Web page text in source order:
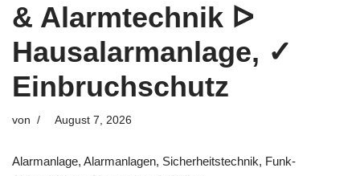
& Alarmtechnik ᐅ
Hausalarmanlage, ✓
Einbruchschutz
von August 7, 2026
Alarmanlage, Alarmanlagen, Sicherheitstechnik, Funk-